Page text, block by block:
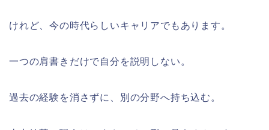
けれど、今の時代らしいキャリアでもあります。
一つの肩書きだけで自分を説明しない。
過去の経験を消さずに、別の分野へ持ち込む。